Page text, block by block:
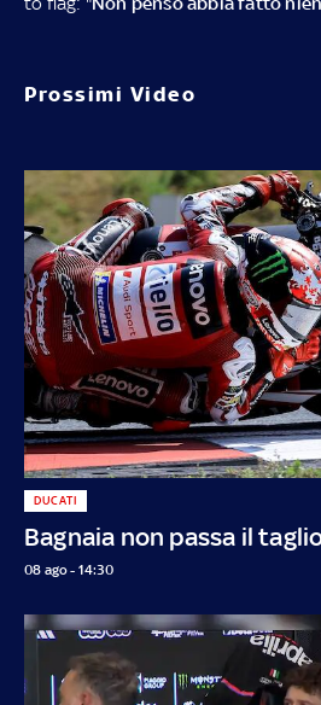
Prossimi Video
Bagnaia non passa il
DUCATI
08 ago - 14:30